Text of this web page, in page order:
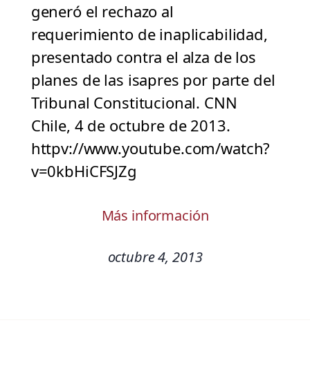
generó el rechazo al
requerimiento de inaplicabilidad,
presentado contra el alza de los
planes de las isapres por parte del
Tribunal Constitucional. CNN
Chile, 4 de octubre de 2013.
httpv://www.youtube.com/watch?
v=0kbHiCFSJZg
Más información
octubre 4, 2013